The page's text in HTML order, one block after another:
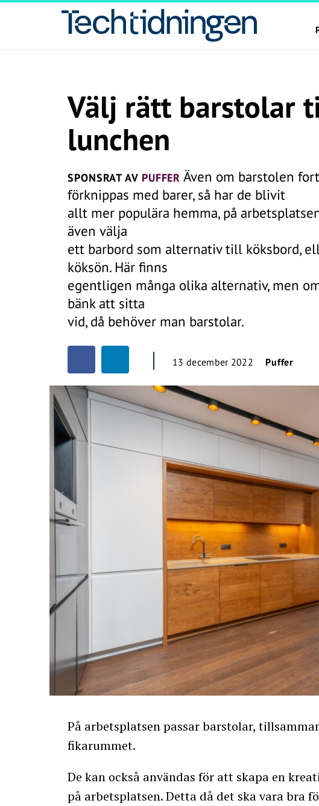
Välj rätt barstolar
lunchen
SPONSRAT AV PUFFER Även om barstolen
förknippas med barer, så har de blivit
allt mer populära hemma, på
även välja
ett barbord som alternativ till köksbord,
köksön. Här finns
egentligen många olika alternativ, men
bänk att sitta
vid, då behöver man barstolar.
13 december 2022 Puffer
På arbetsplatsen passar barstolar,
fikarummet.
De kan också användas för att skapa en
på arbetsplatsen. Detta då det ska vara bra